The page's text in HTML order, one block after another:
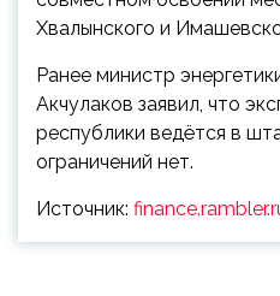
Хвалынского и
Ранее министр
Акчулаков заявил, что
республики ведётся в
ограничений нет.
Источник: